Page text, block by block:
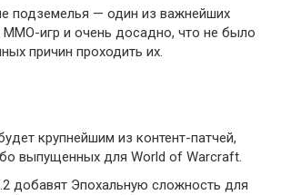
подземелья — один из важнейших
ММО-игр и очень досадно, что не было
причин проходить их.
крупнейшим из контент-патчей,
выпущенных для World of Warcraft.
добавят Эпохальную сложность для